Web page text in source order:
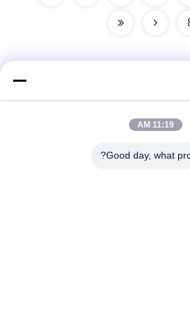
غومينغ، مدينة فوشان، قوانغدونغ،
11:19 AM
Good day, what